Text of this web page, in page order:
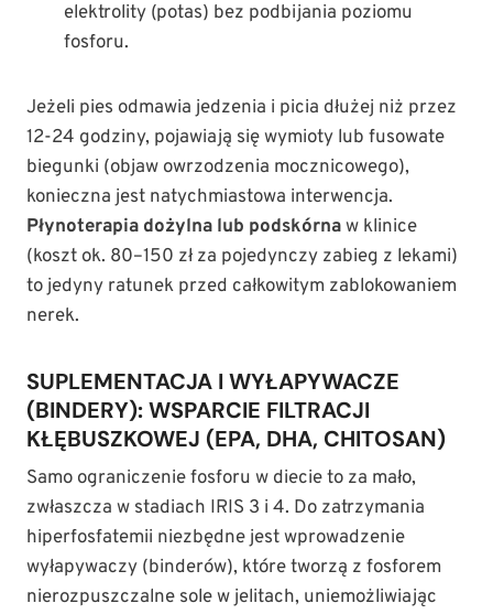
elektrolity (potas) bez podbijania poziomu
fosforu.
Jeżeli pies odmawia jedzenia i picia dłużej niż przez
12-24 godziny, pojawiają się wymioty lub fusowate
biegunki (objaw owrzodzenia mocznicowego),
konieczna jest natychmiastowa interwencja.
Płynoterapia dożylna lub podskórnaw klinice
(koszt ok. 80–150 zł za pojedynczy zabieg z lekami)
to jedyny ratunek przed całkowitym zablokowaniem
nerek.
SUPLEMENTACJA I WYŁAPYWACZE
(BINDERY): WSPARCIE FILTRACJI
KŁĘBUSZKOWEJ (EPA, DHA, CHITOSAN)
Samo ograniczenie fosforu w diecie to za mało,
zwłaszcza w stadiach IRIS 3 i 4. Do zatrzymania
hiperfosfatemii niezbędne jest wprowadzenie
wyłapywaczy (binderów), które tworzą z fosforem
nierozpuszczalne sole w jelitach, uniemożliwiając